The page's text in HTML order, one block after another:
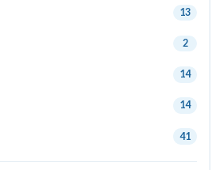
13
2
14
14
41